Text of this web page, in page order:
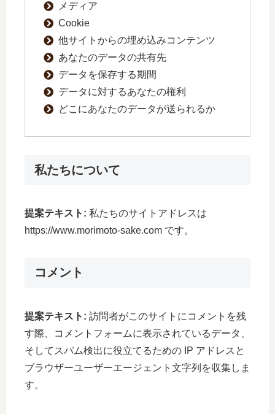
メディア
Cookie
他サイトからの埋め込みコンテンツ
あなたのデータの共有先
データを保存する期間
データに対するあなたの権利
どこにあなたのデータが送られるか
私たちについて
提案テキスト: 私たちのサイトアドレスは
https://www.morimoto-sake.com です。
コメント
提案テキスト: 訪問者がこのサイトにコメントを残
す際、コメントフォームに表示されているデータ、
そしてスパム検出に役立てるための IP アドレスと
ブラウザーユーザーエージェント文字列を収集しま
す。